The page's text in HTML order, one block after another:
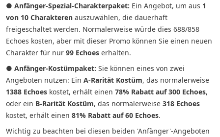
● Anfänger-Spezial-Charakterpaket: Ein Angebot, um aus 1
von 10 Charakteren auszuwählen, die dauerhaft
freigeschaltet werden. Normalerweise würde dies 688/858
Echoes kosten, aber mit dieser Promo können Sie einen neuen
Charakter für nur 99 Echoes erhalten.
● Anfänger-Kostümpaket: Sie können eines von zwei
Angeboten nutzen: Ein A-Rarität Kostüm, das normalerweise
1388 Echoes kostet, erhält einen 78% Rabatt auf 300 Echoes,
oder ein B-Rarität Kostüm, das normalerweise 318 Echoes
kostet, erhält einen 81% Rabatt auf 60 Echoes.
Wichtig zu beachten bei diesen beiden 'Anfänger'-Angeboten